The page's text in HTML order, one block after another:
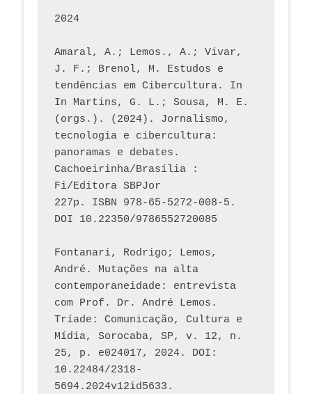
2024
Amaral, A.; Lemos., A.; Vivar,
J. F.; Brenol, M. Estudos e
tendências em Cibercultura. In
In Martins, G. L.; Sousa, M. E.
(orgs.). (2024). Jornalismo,
tecnologia e cibercultura:
panoramas e debates.
Cachoeirinha/Brasília :
Fi/Editora SBPJor
227p. ISBN 978-65-5272-008-5.
DOI 10.22350/9786552720085
Fontanari, Rodrigo; Lemos,
André. Mutações na alta
contemporaneidade: entrevista
com Prof. Dr. André Lemos.
Tríade: Comunicação, Cultura e
Mídia, Sorocaba, SP, v. 12, n.
25, p. e024017, 2024. DOI:
10.22484/2318-
5694.2024v12id5633.